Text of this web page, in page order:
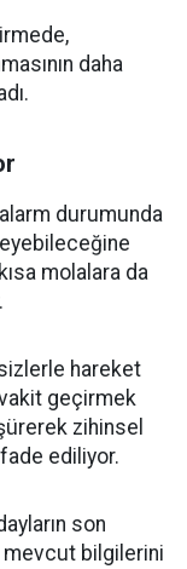
daha
durumunda
molalara da
hareket
geçirmek
zihinsel
ediliyor.
son
mevcut bilgilerini